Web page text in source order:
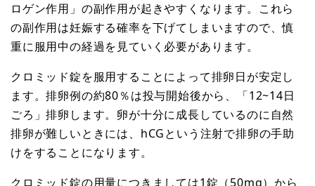
ロゲン作用」の副作用が起きやすくなります。これら
の副作用は妊娠する確率を下げてしまいますので、慎
重に服用中の経過を見ていく必要があります。
クロミッド錠を服用することによって排卵日が安定し
ます。排卵例の約80％は投与開始後から、「12~14日
ごろ」排卵します。卵が十分に成長しているのに自然
排卵が難しいときには、hCGという注射で排卵の手助
けをすることになります。
クロミッド錠の用量につきましては1錠（50mg）から